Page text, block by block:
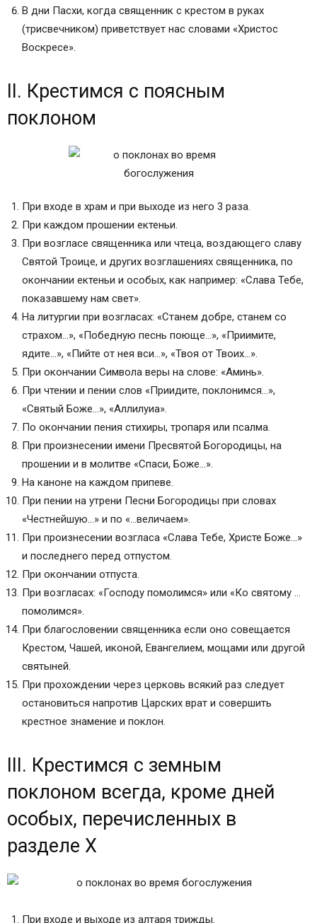
святыне)
О ПОКЛОНАХ И КРЕСТНОМ ЗНАМЕНИИ
В дни Пасхи, когда священник с крестом в руках
(трисвечником) приветствует нас словами «Христос
Воскресе».
II. Крестимся с поясным
поклоном
При входе в храм и при выходе из него 3 раза.
При каждом прошении ектеньи.
При возгласе священника или чтеца, воздающего славу
Святой Троице, и других возглашениях священника, по
окончании ектеньи и особых, как например: «Слава Тебе,
показавшему нам свет».
На литургии при возгласах: «Станем добре, станем со
страхом…», «Победную песнь поюще…», «Приимите,
ядите…», «Пийте от нея вси…», «Твоя от Твоих…».
При окончании Символа веры на слове: «Аминь».
При чтении и пении слов «Приидите, поклонимся…»,
«Святый Боже…», «Аллилуиа».
По окончании пения стихиры, тропаря или псалма.
При произнесении имени Пресвятой Богородицы, на
прошении и в молитве «Спаси, Боже…».
На каноне на каждом припеве.
При пении на утрени Песни Богородицы при словах
«Честнейшую…» и по «…величаем».
При произнесении возгласа «Слава Тебе, Христе Боже…»
и последнего перед отпустом.
При окончании отпуста.
При возгласах: «Господу помолимся» или «Ко святому …
помолимся».
При благословении священника если оно совещается
Крестом, Чашей, иконой, Евангелием, мощами или другой
святыней.
При прохождении через церковь всякий раз следует
остановиться напротив Царских врат и совершить
крестное знамение и поклон.
III. Крестимся с земным
поклоном всегда, кроме дней
особых, перечисленных в
разделе X
При входе и выходе из алтаря трижды.